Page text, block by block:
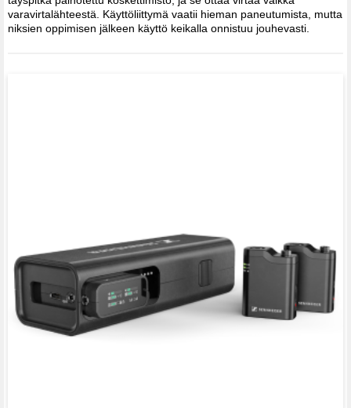
varavirtalähteestä. Käyttöliittymä vaatii hieman paneutumista, mutta
niksien oppimisen jälkeen käyttö keikalla onnistuu jouhevasti.